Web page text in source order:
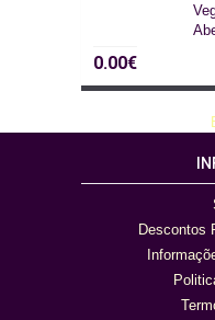
0.00€
Descontos